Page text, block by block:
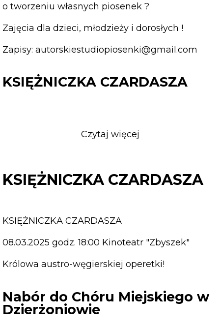
o tworzeniu własnych piosenek ?
Zajęcia dla dzieci, młodzieży i dorosłych !
Zapisy: autorskiestudiopiosenki@gmail.com
KSIĘŻNICZKA CZARDASZA
Czytaj więcej
KSIĘŻNICZKA CZARDASZA
KSIĘŻNICZKA CZARDASZA
08.03.2025 godz. 18:00 Kinoteatr "Zbyszek"
Królowa austro-węgierskiej operetki!
Nabór do Chóru Miejskiego w
Dzierżoniowie